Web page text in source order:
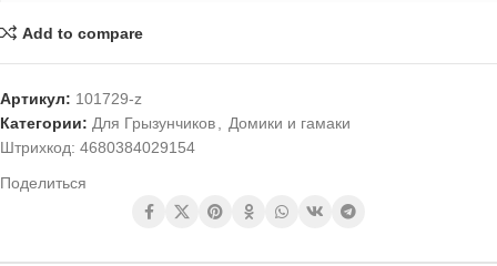
Add to compare
Артикул: 101729-z
Категории: Для Грызунчиков, Домики и гамаки
Штрихкод: 4680384029154
Поделиться